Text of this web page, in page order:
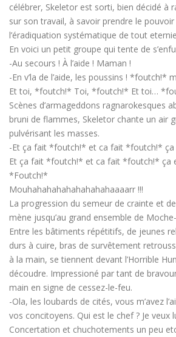
célébrer, Skeletor est sorti, bien décidé à
sur son travail, à savoir prendre le
l’éradiquation systématique de tout
En voici un petit groupe qui tente de
-Au secours ! À l’aide ! Maman !
-En v’la de l’aide, les poussins ! *foutch!*
Et toi, *foutch!* Toi, *foutch!* Et toi…
Scènes d’armageddons ragnarokesques
bruni de flammes, Skeletor chante un air
pulvérisant les masses.
-Et ça fait *foutch!* et ca fait *foutch!*
Et ça fait *foutch!* et ca fait *foutch!* ça
*Foutch!*
Mouhahahahahahahahahaaaarr !!!
La progression du semeur de crainte et
mène jusqu’au grand ensemble de
Entre les bâtiments répétitifs, de jeunes
durs à cuire, bras de survêtement
à la main, se tiennent devant l’Horrible
découdre. Impressioné par tant de
main en signe de cessez-le-feu.
-Ola, les loubards de cités, vous m’avez
vos concitoyens. Qui est le chef ? Je veux
Concertation et chuchotements un peu